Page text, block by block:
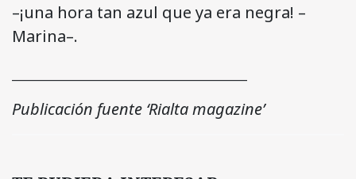
–¡una hora tan azul que ya era negra! –
Marina–.
Publicación fuente ‘Rialta magazine’